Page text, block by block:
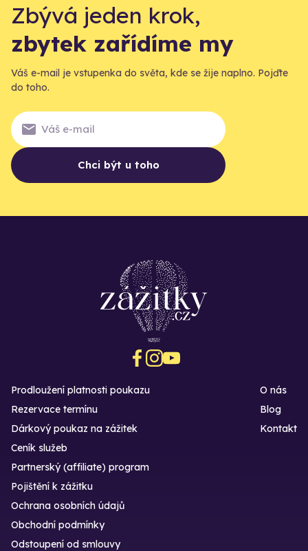
Zbývá jeden krok,
zbytek zařídíme my
Váš e-mail je vstupenka do světa, kde se žije naplno. Pojďte
do toho.
Chci být u toho
Prodloužení platnosti poukazu
Rezervace termínu
Dárkový poukaz na zážitek
O nás
Blog
Kontakt
Ceník služeb
Partnerský (affiliate) program
Pojištění k zážitku
Ochrana osobních údajů
Obchodní podmínky
Odstoupení od smlouvy